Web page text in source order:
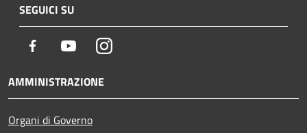
SEGUICI SU
Facebook YoutubeInstagram
AMMINISTRAZIONE
Organi di Governo